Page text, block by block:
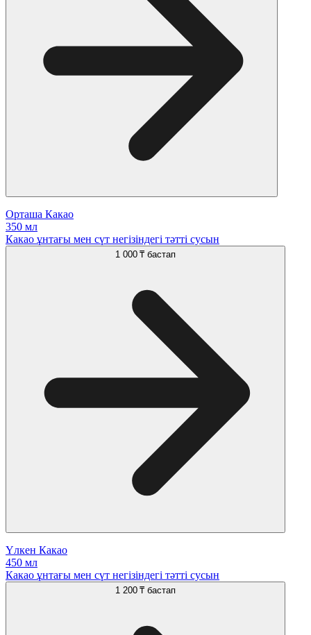
Орташа Какао
350 мл
Какао ұнтағы мен сүт негізіндегі тәтті сусын
1 000 ₸ бастап
Үлкен Какао
450 мл
Какао ұнтағы мен сүт негізіндегі тәтті сусын
1 200 ₸ бастап